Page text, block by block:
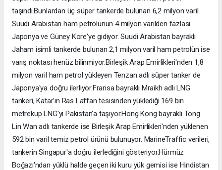
taşındı.Bunlardan üç süper tankerde bulunan 6,2 milyon varil
Suudi Arabistan ham petrolünün 4 milyon varilden fazlası
Japonya ve Güney Kore'ye gidiyor. Suudi Arabistan bayraklı
Jaham isimli tankerde bulunan 2,1 milyon varil ham petrolün ise
varış noktası henüz bilinmiyor.Birleşik Arap Emirlikleri'nden 1,8
milyon varil ham petrol yükleyen Tenzan adlı süper tanker de
Japonya'ya doğru ilerliyor.Fransa bayraklı Mraikh adlı LNG
tankeri, Katar'ın Ras Laffan tesisinden yüklediği 169 bin
metreküp LNG'yi Pakistan'a taşıyor.Hong Kong bayraklı Tong
Lin Wan adlı tankerde ise Birleşik Arap Emirlikleri'nden yüklenen
592 bin varil temiz petrol ürünü bulunuyor. MarineTraffic verileri,
tankerin Singapur'a doğru ilerlediğini gösteriyor.Hürmüz
Boğazı'ndan yüklü halde geçen iki kuru yük gemisi ise Hindistan